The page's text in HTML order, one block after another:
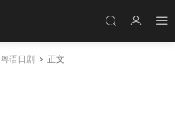
粤语日剧 正文